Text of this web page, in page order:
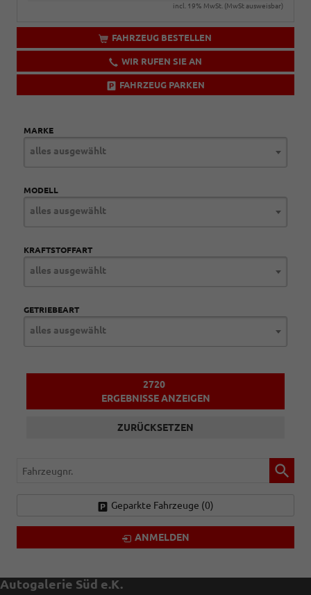
incl. 19% MwSt. (MwSt ausweisbar)
FAHRZEUG BESTELLEN
WIR RUFEN SIE AN
FAHRZEUG PARKEN
MARKE
alles ausgewählt
MODELL
alles ausgewählt
KRAFTSTOFFART
alles ausgewählt
GETRIEBEART
alles ausgewählt
2720
ERGEBNISSE ANZEIGEN
ZURÜCKSETZEN
Fahrzeugnr.
Geparkte Fahrzeuge (0)
ANMELDEN
Autogalerie Süd e.K.